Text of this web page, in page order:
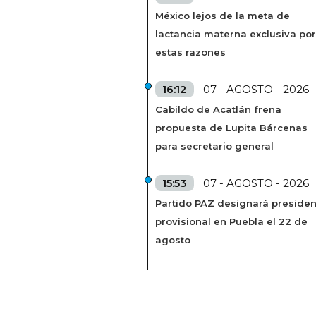
México lejos de la meta de
lactancia materna exclusiva por
estas razones
16:12 07 - AGOSTO - 2026
Cabildo de Acatlán frena
propuesta de Lupita Bárcenas
para secretario general
15:53 07 - AGOSTO - 2026
Partido PAZ designará
provisional en Puebla el 22 de
agosto